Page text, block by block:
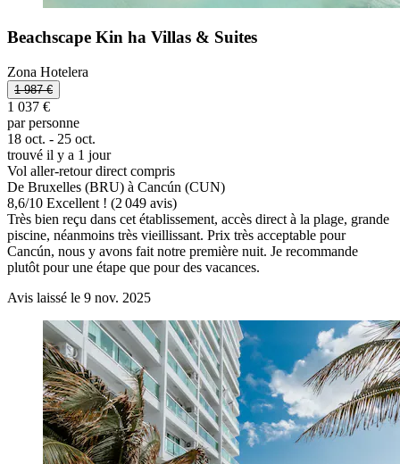
Beachscape Kin ha Villas & Suites
Zona Hotelera
1 987 €
1 037 €
par personne
18 oct. - 25 oct.
trouvé il y a 1 jour
Vol aller-retour direct compris
De Bruxelles (BRU) à Cancún (CUN)
8,6/10 Excellent ! (2 049 avis)
Très bien reçu dans cet établissement, accès direct à la plage, grande
piscine, néanmoins très vieillissant. Prix très acceptable pour
Cancún, nous y avons fait notre première nuit. Je recommande
plutôt pour une étape que pour des vacances.
Avis laissé le 9 nov. 2025